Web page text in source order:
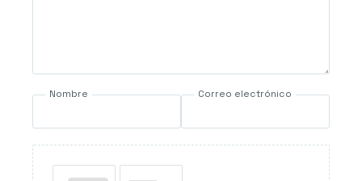
Nombre Correo electrónico